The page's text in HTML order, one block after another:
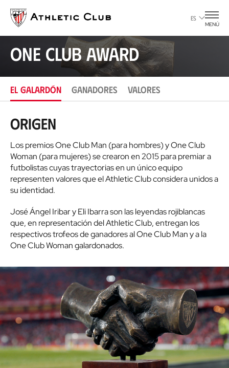
contenido
principal
ES
MENÚ
One Club Award
EL GALARDÓN GANADORES VALORES
Origen
Los premios One Club Man (para hombres) y One Club
Woman (para mujeres) se crearon en 2015 para premiar a
futbolistas cuyas trayectorias en un único equipo
representen valores que el Athletic Club considera unidos a
su identidad.
José Ángel Iribar y Eli Ibarra son las leyendas rojiblancas
que, en representación del Athletic Club, entregan los
respectivos trofeos de ganadores al One Club Man y a la
One Club Woman galardonados.